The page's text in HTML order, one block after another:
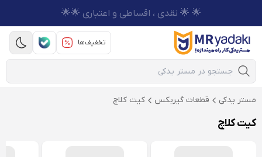
🌟 🌟 نقدی ، اقساطی و اعتباری 🌟🌟
تخفیف‌ها
Mobile Search
مستر یدکی قطعات گیربکس کیت کلاچ
کیت کلاچ